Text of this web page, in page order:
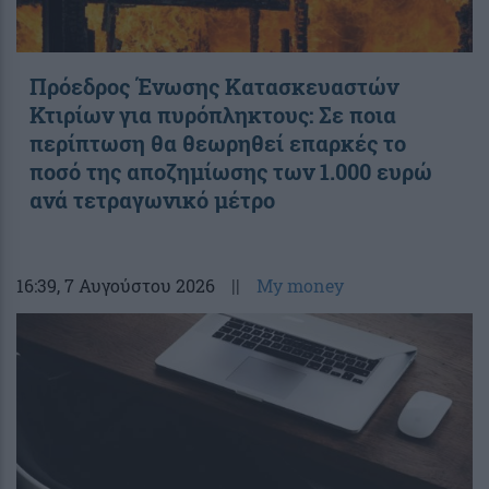
Πρόεδρος Ένωσης Κατασκευαστών
Κτιρίων για πυρόπληκτους: Σε ποια
περίπτωση θα θεωρηθεί επαρκές το
ποσό της αποζημίωσης των 1.000 ευρώ
ανά τετραγωνικό μέτρο
16:39, 7 Αυγούστου 2026 || My money